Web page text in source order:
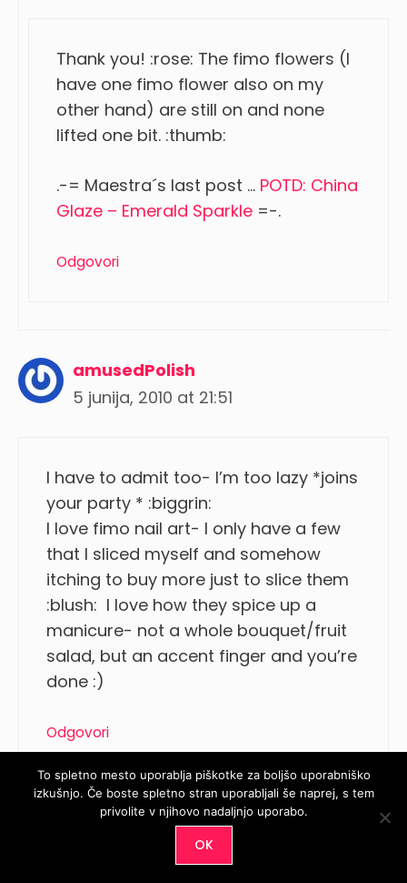
Thank you! :rose: The fimo flowers (I
have one fimo flower also on my
other hand) are still on and none
lifted one bit. :thumb:
.-= Maestra´s last post … POTD: China
Glaze – Emerald Sparkle =-.
Odgovori
amusedPolish
5 junija, 2010 at 21:51
I have to admit too- I’m too lazy *joins
your party * :biggrin:
I love fimo nail art- I only have a few
that I sliced myself and somehow
itching to buy more just to slice them
:blush: I love how they spice up a
manicure- not a whole bouquet/fruit
salad, but an accent finger and you’re
done :)
Odgovori
Maestra
6 junija, 2010 at 11:43
To spletno mesto uporablja piškotke za boljšo uporabniško
izkušnjo. Če boste spletno stran uporabljali še naprej, s tem
privolite v njihovo nadaljnjo uporabo.
OK